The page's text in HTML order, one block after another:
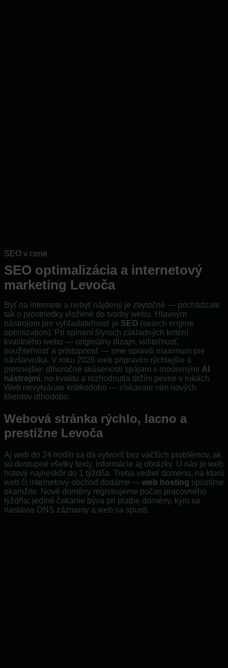
SEO v cene
SEO optimalizácia a internetový
marketing Levoča
Byť na internete a nebyť nájdený je zbytočné — prichádzate
tak o prostriedky vložené do tvorby webu. Hlavným
nástrojom pre vyhľadateľnosť je SEO (search engine
optimization). Pri splnení štyroch základných kritérií
kvalitného webu — originálny dizajn, viditeľnosť,
použiteľnosť a prístupnosť — sme spravili maximum pre
návštevníka. V roku 2026 web pripravím rýchlejšie a
presnejšie: dlhoročné skúsenosti spájam s modernými AI
nástrojmi, no kvalitu a rozhodnutia držím pevne v rukách.
Web nevytvárate krátkodobo — získavate ním nových
klientov dlhodobo.
Webová stránka rýchlo, lacno a
prestížne Levoča
Aj web do 24 hodín sa dá vytvoriť bez väčších problémov, ak
sú dostupné všetky texty, informácie aj obrázky. U nás je web
hotový najneskôr do 1 týždňa. Treba vedieť doménu, na ktorú
web či internetový obchod dodáme — web hosting spustíme
okamžite. Nové domény registrujeme počas pracovného
týždňa; jediné čakanie býva pri platbe domény, kým sa
nastavia DNS záznamy a web sa spustí.